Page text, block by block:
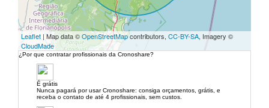
Leaflet | Map data ©OpenStreetMapcontributors, CC-BY-SA, Imagery ©
CloudMade
¿Por que contratar profissionais da Cronoshare?
É grátis
Nunca pagará por usar Cronoshare: consiga orçamentos, grátis, e
receba o contato de até 4 profissionais, sem custos.